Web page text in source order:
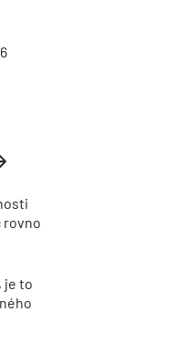
rovno
je to